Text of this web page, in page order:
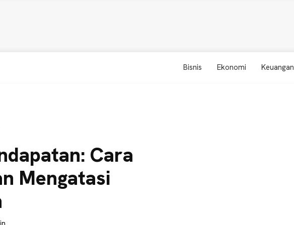
Bisnis Ekonomi Keuangan
Cara
Mengatasi